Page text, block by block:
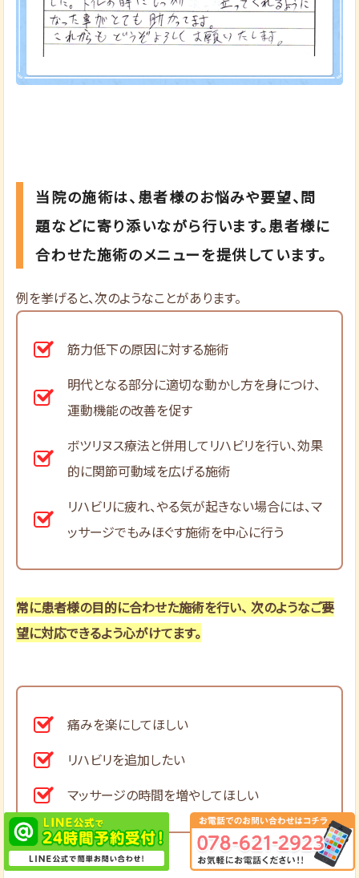
当院の施術は、患者様のお悩みや要望、問
題などに寄り添いながら行います。患者様に
合わせた施術のメニューを提供しています。
例を挙げると、次のようなことがあります。
筋力低下の原因に対する施術
明代となる部分に適切な動かし方を身につけ、
運動機能の改善を促す
ボツリヌス療法と併用してリハビリを行い、効果
的に関節可動域を広げる施術
リハビリに疲れ、やる気が起きない場合には、マ
ッサージでもみほぐす施術を中心に行う
常に患者様の目的に合わせた施術を行い、 次のようなご要
望に対応できるよう心がけてます。
痛みを楽にしてほしい
リハビリを追加したい
マッサージの時間を増やしてほしい